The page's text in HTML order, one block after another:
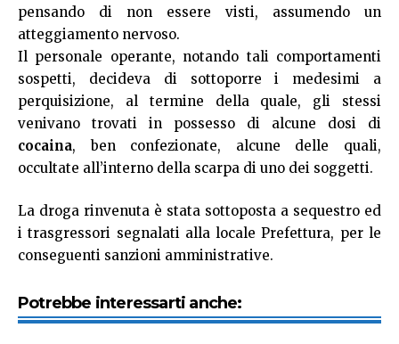
pensando di non essere visti, assumendo un
atteggiamento nervoso.
Il personale operante, notando tali comportamenti
sospetti, decideva di sottoporre i medesimi a
perquisizione, al termine della quale, gli stessi
venivano trovati in possesso di alcune dosi di
cocaina, ben confezionate, alcune delle quali,
occultate all’interno della scarpa di uno dei soggetti.
La droga rinvenuta è stata sottoposta a sequestro ed
i trasgressori segnalati alla locale Prefettura, per le
conseguenti sanzioni amministrative.
Potrebbe interessarti anche: